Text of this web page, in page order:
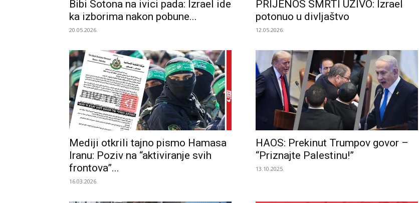
Bibi Sotona na ivici pada: Izrael ide
ka izborima nakon pobune...
20.05.2026.
PRIJENOS SMRTI UŽIVO: Izrael
potonuo u divljaštvo
12.05.2026.
Mediji otkrili tajno pismo Hamasa
Iranu: Poziv na “aktiviranje svih
frontova”...
16.03.2026.
HAOS: Prekinut Trumpov govor –
“Priznajte Palestinu!”
13.10.2025.